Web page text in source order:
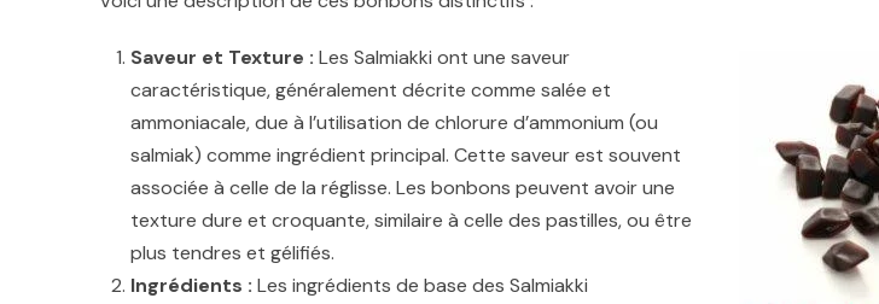
Saveur et Texture : Les Salmiakki ont une saveur
caractéristique, généralement décrite comme salée et
ammoniacale, due à l’utilisation de chlorure d’ammonium (ou
salmiak) comme ingrédient principal. Cette saveur est souvent
associée à celle de la réglisse. Les bonbons peuvent avoir une
texture dure et croquante, similaire à celle des pastilles, ou être
plus tendres et gélifiés.
Ingrédients : Les ingrédients de base des Salmiakki